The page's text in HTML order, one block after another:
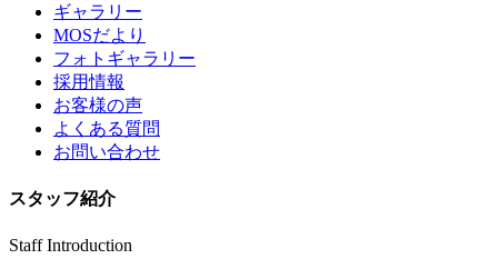
ギャラリー
MOSだより
フォトギャラリー
採用情報
お客様の声
よくある質問
お問い合わせ
スタッフ紹介
Staff Introduction